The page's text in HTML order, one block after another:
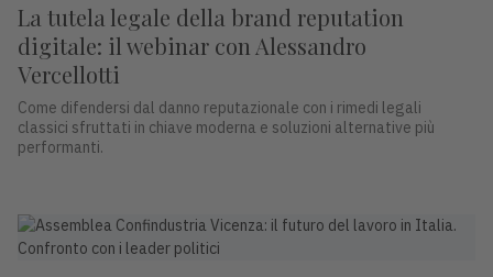
La tutela legale della brand reputation
digitale: il webinar con Alessandro
Vercellotti
Come difendersi dal danno reputazionale con i rimedi legali
classici sfruttati in chiave moderna e soluzioni alternative più
performanti.